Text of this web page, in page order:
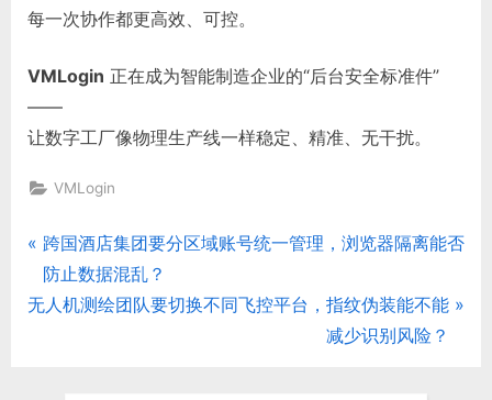
每一次协作都更高效、可控。
VMLogin 正在成为智能制造企业的“后台安全标准件”
——
让数字工厂像物理生产线一样稳定、精准、无干扰。
VMLogin
文
章
P
r
e
跨国酒店集团要分区域账号统一管理，浏览器隔离能否
防止数据混乱？
N
无人机测绘团队要切换不同飞控平台，指纹伪装能不能
减少识别风险？